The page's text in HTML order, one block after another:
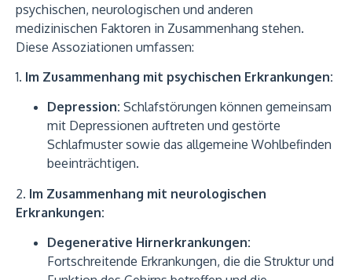
psychischen, neurologischen und anderen
medizinischen Faktoren in Zusammenhang stehen.
Diese Assoziationen umfassen:
1. Im Zusammenhang mit psychischen Erkrankungen:
Depression: Schlafstörungen können gemeinsam
mit Depressionen auftreten und gestörte
Schlafmuster sowie das allgemeine Wohlbefinden
beeinträchtigen.
2. Im Zusammenhang mit neurologischen
Erkrankungen:
Degenerative Hirnerkrankungen:
Fortschreitende Erkrankungen, die die Struktur und